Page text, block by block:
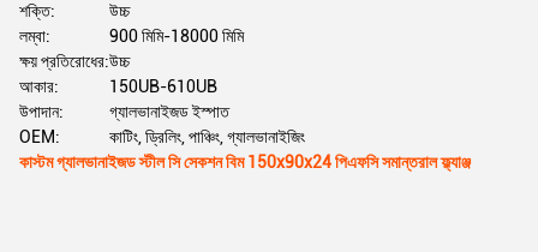
শক্তি:
উচ্চ
লম্বা:
900 মিমি-18000 মিমি
ক্ষয় প্রতিরোধের:উচ্চ
আকার:
150UB-610UB
উপাদান:
গ্যালভানাইজড ইস্পাত
OEM:
কাটিং, ড্রিলিং, পাঞ্চিং, গ্যালভানাইজিং
কাস্টম গ্যালভানাইজড স্টীল সি সেকশন বিম 150x90x24 পিএফসি সমান্তরাল ফ্ল্যাঞ্জ